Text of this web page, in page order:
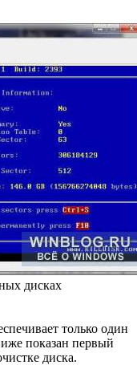
дисках
только один
показан первый
диска.